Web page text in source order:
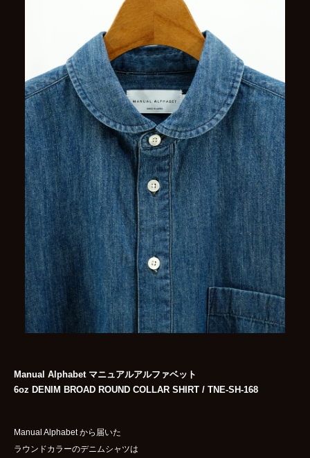
Manual Alphabet マニュアルアルファベット
6oz DENIM BROAD ROUND COLLAR SHIRT / TNE-SH-168
Manual Alphabet から届いた
ラウンドカラーのデニムシャツは